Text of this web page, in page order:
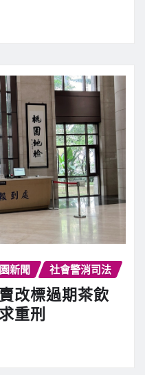
新聞 社會警消司法
改標過期茶飲
重刑